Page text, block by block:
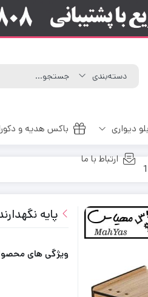
دیواری باکس هدیه و
ارتباط با ما
پایه
ویژگی های